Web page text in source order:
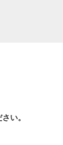
い。